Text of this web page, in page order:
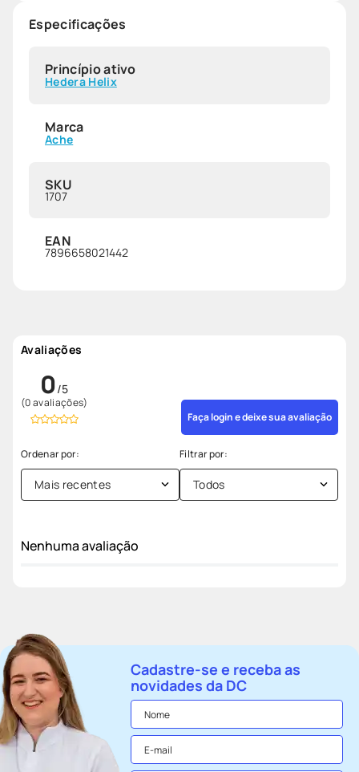
Especificações
Princípio ativo
Hedera Helix
Marca
Ache
SKU
1707
EAN
7896658021442
Avaliações
0
(0 avaliações)
Faça login e deixe sua avaliação
Mais recentes Todos
Nenhuma avaliação
Cadastre-se e receba as
novidades da DC